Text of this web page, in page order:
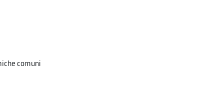
comuni